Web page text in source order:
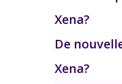
Xena?
De
Xena?